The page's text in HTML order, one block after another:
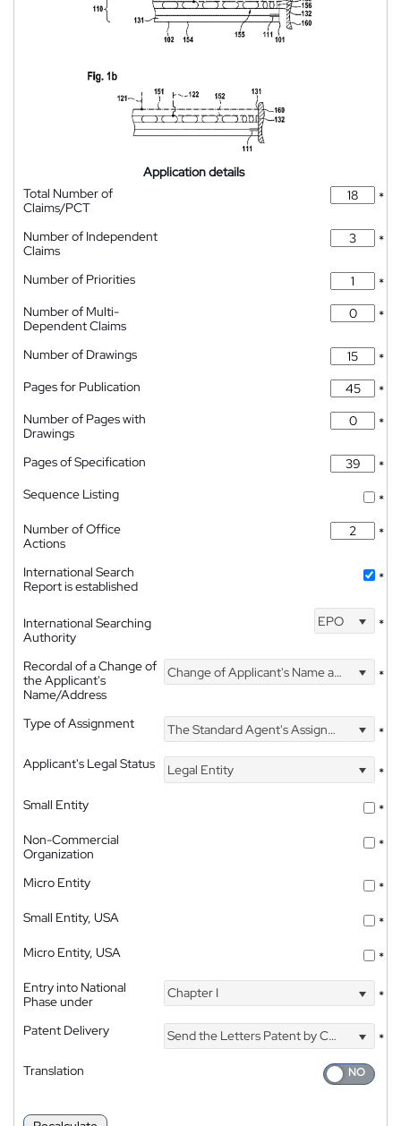
Application details
Total Number of
Claims/PCT
*
Number of Independent
Claims
*
Number of Priorities
*
Number of Multi-
Dependent Claims
*
Number of Drawings
*
Pages for Publication
*
Number of Pages with
Drawings
*
Pages of Specification
*
Sequence Listing
*
Number of Office
Actions
*
International Search
Report is established
*
International Searching
Authority
EPO *
Recordal of a Change of
the Applicant's
Name/Address
Change of Applicant's Name and Address *
Type of Assignment The Standard Agent's Assignment
*
Applicant's Legal Status
Legal Entity
*
Small Entity
*
Non-Commercial
Organization
*
Micro Entity
*
Small Entity, USA
*
Micro Entity, USA
*
Entry into National
Phase under
Chapter I *
Patent Delivery Send the Letters Patent by Courier
*
Translation